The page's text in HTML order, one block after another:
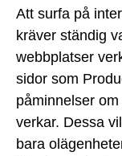
Att surfa på
kräver ständig
webbplatser
sidor som
påminnelser
verkar. Dessa
bara